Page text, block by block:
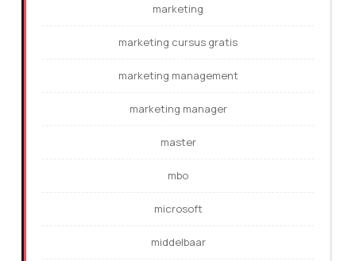
marketing
marketing cursus gratis
marketing management
marketing manager
master
mbo
microsoft
middelbaar